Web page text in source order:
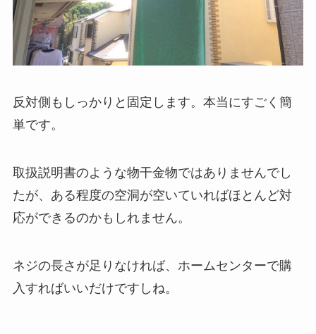
反対側もしっかりと固定します。本当にすごく簡
単です。
取扱説明書のような物干金物ではありませんでし
たが、ある程度の空洞が空いていればほとんど対
応ができるのかもしれません。
ネジの長さが足りなければ、ホームセンターで購
入すればいいだけですしね。